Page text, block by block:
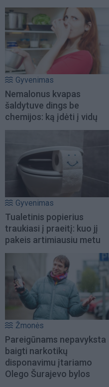
Gyvenimas
Nemalonus kvapas
šaldytuve dings be
chemijos: ką įdėti į vidų
Gyvenimas
Tualetinis popierius
traukiasi į praeitį: kuo jį
pakeis artimiausiu metu
Žmonės
Pareigūnams nepavyksta
baigti narkotikų
disponavimu įtariamo
Olego Šurajevo bylos